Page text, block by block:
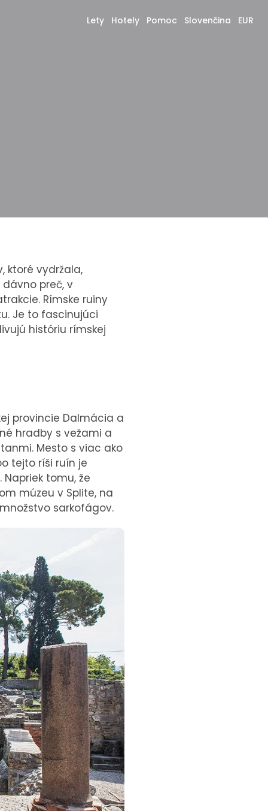
Lety Hotely Pomoc Slovenčina EUR
ktoré vydržala,
preč, v
Rímske ruiny
Je to fascinujúci
históriu rímskej
provincie Dalmácia a
hradby s vežami a
Mesto s viac ako
tejto ríši ruín je
tomu, že
múzeu v Splite, na
sarkofágov.